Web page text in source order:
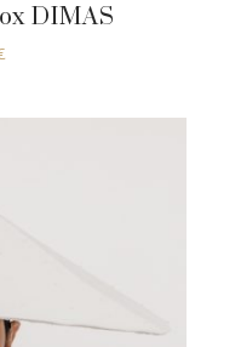
DIMAS